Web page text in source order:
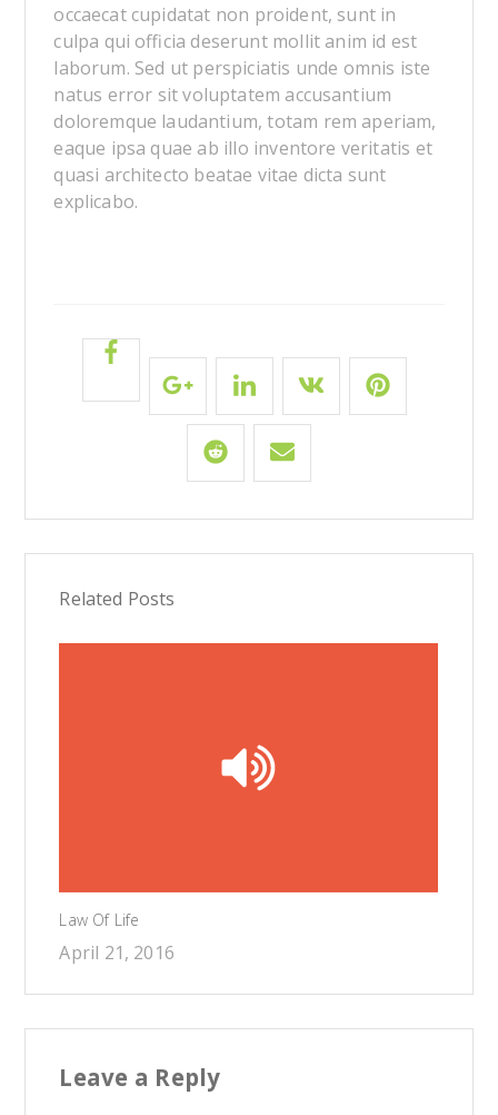
occaecat cupidatat non proident, sunt in
culpa qui officia deserunt mollit anim id est
laborum. Sed ut perspiciatis unde omnis iste
natus error sit voluptatem accusantium
doloremque laudantium, totam rem aperiam,
eaque ipsa quae ab illo inventore veritatis et
quasi architecto beatae vitae dicta sunt
explicabo.
Related Posts
Law Of Life
April 21, 2016
Leave a Reply